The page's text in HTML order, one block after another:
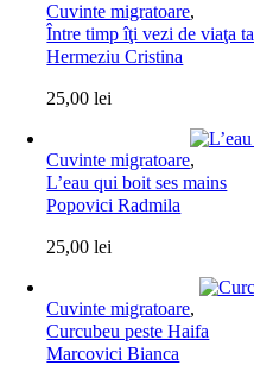
Cuvinte migratoare,
Între timp îţi vezi de viaţa ta
Hermeziu Cristina
25,00lei
Cuvinte migratoare,
L’eau qui boit ses mains
Popovici Radmila
25,00lei
Cuvinte migratoare,
Curcubeu peste Haifa
Marcovici Bianca